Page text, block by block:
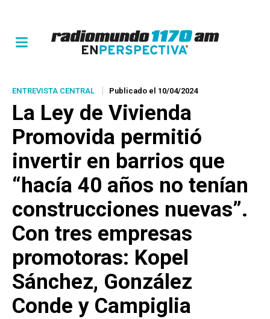
ENTREVISTA CENTRAL Publicado el 10/04/2024
La Ley de Vivienda
Promovida permitió
invertir en barrios que
“hacía 40 años no tenían
construcciones nuevas”.
Con tres empresas
promotoras: Kopel
Sánchez, González
Conde y Campiglia